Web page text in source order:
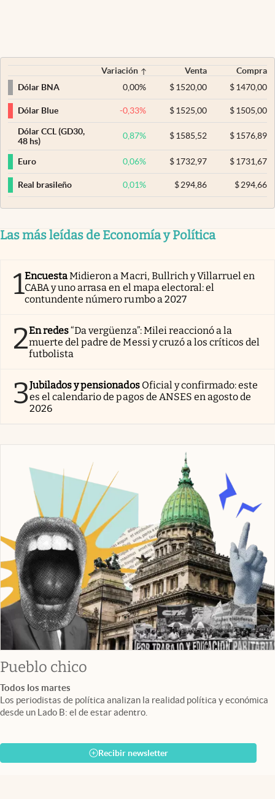
Variación Venta
Compra
Dólar BNA
0,00% $ 1520,00 $1470,00
Dólar Blue -0,33% $ 1525,00 $1505,00
Dólar CCL (GD30,
48 hs)
0,87% $ 1585,52 $1576,89
Euro 0,06% $ 1732,97 $1731,67
Real brasileño 0,01% $ 294,86 $294,66
Las más leídas de Economía y Política
1EncuestaMidieron a Macri, Bullrich y Villarruel en
CABA y uno arrasa en el mapa electoral: el
contundente número rumbo a 2027
2En redes“Da vergüenza”: Milei reaccionó a la
muerte del padre de Messi y cruzó a los críticos del
futbolista
3Jubilados y pensionados Oficial y confirmado: este
es el calendario de pagos de ANSES en agosto de
2026
Pueblo chico
Todos los martes
Los periodistas de política analizan la realidad política y económica
desde un Lado B: el de estar adentro.
Recibir newsletter